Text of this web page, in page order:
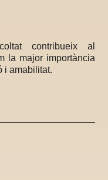
contribueix al
la major importància
i amabilitat.